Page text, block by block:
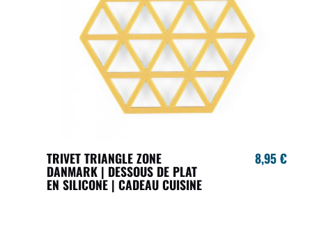
TRIVET TRIANGLE ZONE
DANMARK | DESSOUS DE PLAT
EN SILICONE | CADEAU CUISINE
8,95 €